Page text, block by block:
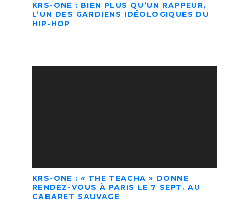
KRS-ONE : BIEN PLUS QU’UN RAPPEUR,
L’UN DES GARDIENS IDÉOLOGIQUES DU
HIP-HOP
KRS-ONE : « THE TEACHA » DONNE
RENDEZ-VOUS À PARIS LE 7 SEPT. AU
CABARET SAUVAGE